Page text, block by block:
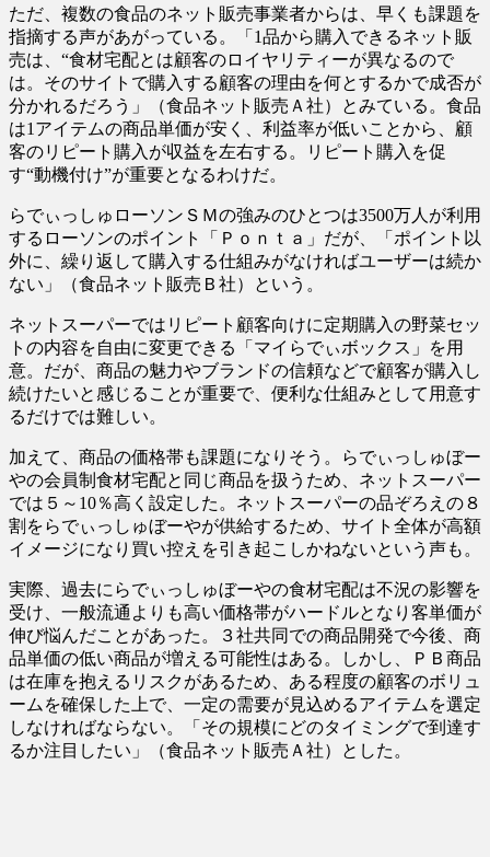
ただ、複数の食品のネット販売事業者からは、早くも課題を
指摘する声があがっている。「1品から購入できるネット販
売は、“食材宅配とは顧客のロイヤリティーが異なるので
は。そのサイトで購入する顧客の理由を何とするかで成否が
分かれるだろう」（食品ネット販売Ａ社）とみている。食品
は1アイテムの商品単価が安く、利益率が低いことから、顧
客のリピート購入が収益を左右する。リピート購入を促
す“動機付け”が重要となるわけだ。
らでぃっしゅローソンＳＭの強みのひとつは3500万人が利用
するローソンのポイント「Ｐｏｎｔａ」だが、「ポイント以
外に、繰り返して購入する仕組みがなければユーザーは続か
ない」（食品ネット販売Ｂ社）という。
ネットスーパーではリピート顧客向けに定期購入の野菜セッ
トの内容を自由に変更できる「マイらでぃボックス」を用
意。だが、商品の魅力やブランドの信頼などで顧客が購入し
続けたいと感じることが重要で、便利な仕組みとして用意す
るだけでは難しい。
加えて、商品の価格帯も課題になりそう。らでぃっしゅぼー
やの会員制食材宅配と同じ商品を扱うため、ネットスーパー
では５～10％高く設定した。ネットスーパーの品ぞろえの８
割をらでぃっしゅぼーやが供給するため、サイト全体が高額
イメージになり買い控えを引き起こしかねないという声も。
実際、過去にらでぃっしゅぼーやの食材宅配は不況の影響を
受け、一般流通よりも高い価格帯がハードルとなり客単価が
伸び悩んだことがあった。３社共同での商品開発で今後、商
品単価の低い商品が増える可能性はある。しかし、ＰＢ商品
は在庫を抱えるリスクがあるため、ある程度の顧客のボリュ
ームを確保した上で、一定の需要が見込めるアイテムを選定
しなければならない。「その規模にどのタイミングで到達す
るか注目したい」（食品ネット販売Ａ社）とした。